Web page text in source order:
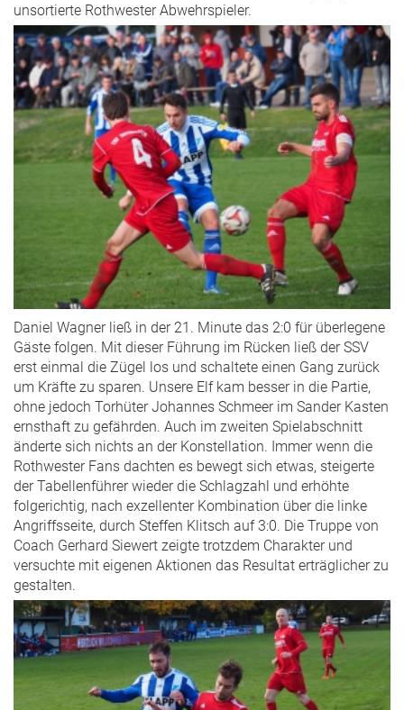
unsortierte Rothwester Abwehrspieler.
Daniel Wagner ließ in der 21. Minute das 2:0 für überlegene
Gäste folgen. Mit dieser Führung im Rücken ließ der SSV
erst einmal die Zügel los und schaltete einen Gang zurück
um Kräfte zu sparen. Unsere Elf kam besser in die Partie,
ohne jedoch Torhüter Johannes Schmeer im Sander Kasten
ernsthaft zu gefährden. Auch im zweiten Spielabschnitt
änderte sich nichts an der Konstellation. Immer wenn die
Rothwester Fans dachten es bewegt sich etwas, steigerte
der Tabellenführer wieder die Schlagzahl und erhöhte
folgerichtig, nach exzellenter Kombination über die linke
Angriffsseite, durch Steffen Klitsch auf 3:0. Die Truppe von
Coach Gerhard Siewert zeigte trotzdem Charakter und
versuchte mit eigenen Aktionen das Resultat erträglicher zu
gestalten.